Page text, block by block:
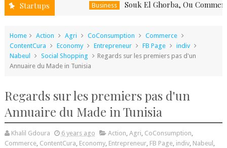
Startups Souk El Ghorba, Ou Comment
Home Action Agri CoConsumption
Commerce
ContentCura
Economy Entrepreneur FB Page
indiv
Nabeul
Social Shopping
Regards sur les premiers pas d'un
Annuaire du Made in Tunisia
Regards sur les premiers pas d'un
Annuaire du Made in Tunisia
Khalil Gdoura 6 years ago Action, Agri, CoConsumption,
Commerce, ContentCura, Economy, Entrepreneur, FB Page, indiv, Nabeul ,